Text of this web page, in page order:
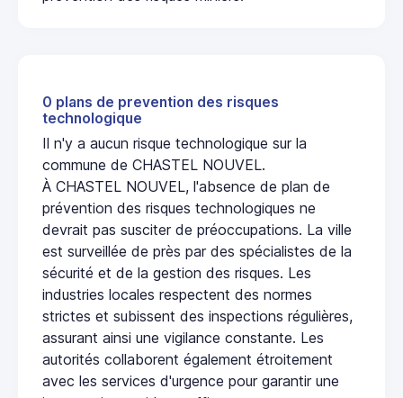
0 plans de prevention des risques
technologique
Il n'y a aucun risque technologique sur la
commune de CHASTEL NOUVEL.
À CHASTEL NOUVEL, l'absence de plan de
prévention des risques technologiques ne
devrait pas susciter de préoccupations. La ville
est surveillée de près par des spécialistes de la
sécurité et de la gestion des risques. Les
industries locales respectent des normes
strictes et subissent des inspections régulières,
assurant ainsi une vigilance constante. Les
autorités collaborent également étroitement
avec les services d'urgence pour garantir une